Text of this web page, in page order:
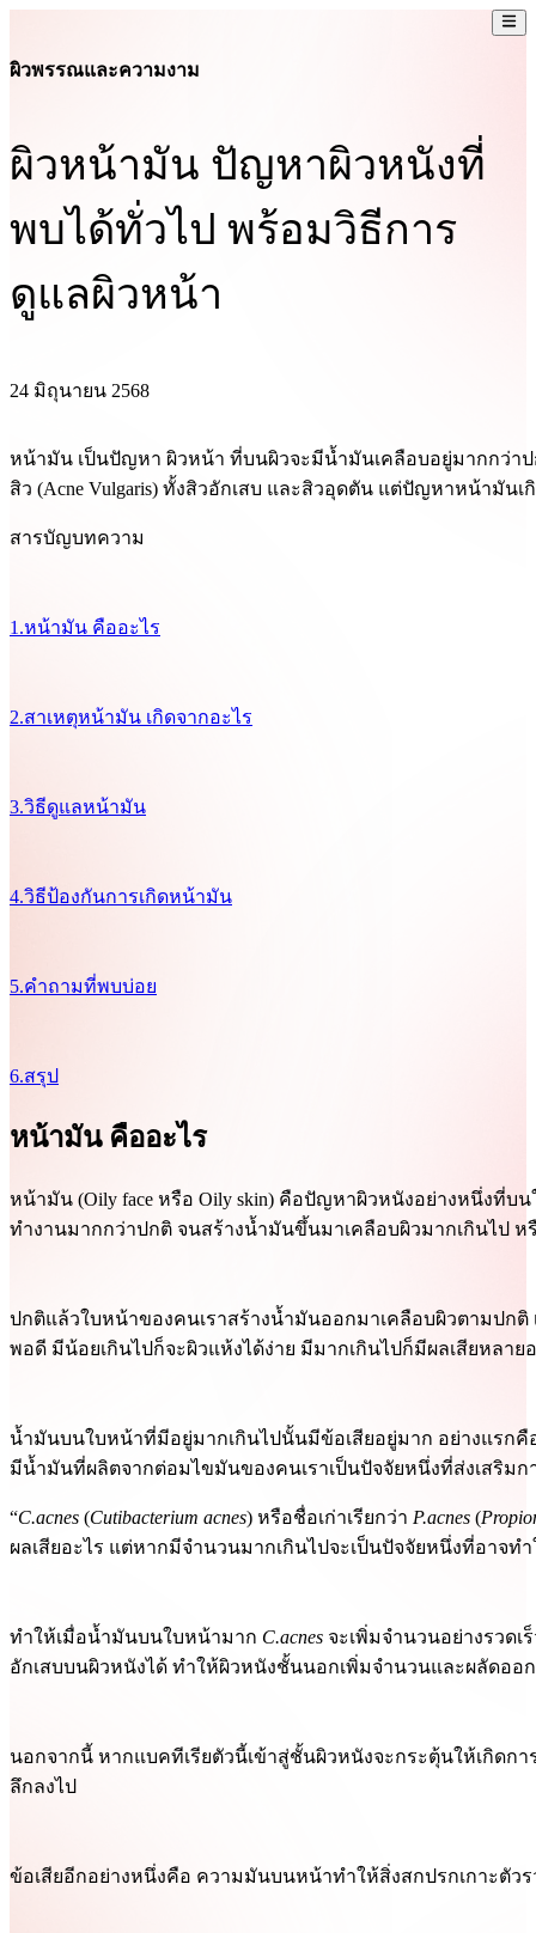
ผิวพรรณและความงาม
ผิวหน้ามัน ปัญหาผิวหนังที่
พบได้ทั่วไป พร้อมวิธีการ
ดูแลผิวหน้า
24 มิถุนายน 2568
หน้ามัน เป็นปัญหา ผิวหน้า ที่บนผิวจะมีน้ำมันเคลือบอยู่มากกว่า
สิว (Acne Vulgaris) ทั้งสิวอักเสบ และสิวอุดตัน แต่ปัญหาหน้ามัน
สารบัญบทความ
1.หน้ามัน คืออะไร
2.สาเหตุหน้ามัน เกิดจากอะไร
3.วิธีดูแลหน้ามัน
4.วิธีป้องกันการเกิดหน้ามัน
5.คำถามที่พบบ่อย
6.สรุป
หน้ามัน คืออะไร
หน้ามัน (Oily face หรือ Oily skin) คือปัญหาผิวหนังอย่างหนึ่งที่บน
ทำงานมากกว่าปกติ จนสร้างน้ำมันขึ้นมาเคลือบผิวมากเกินไป
ปกติแล้วใบหน้าของคนเราสร้างน้ำมันออกมาเคลือบผิวตามป
พอดี มีน้อยเกินไปก็จะผิวแห้งได้ง่าย มีมากเกินไปก็มีผลเสียหลาย
น้ำมันบนใบหน้าที่มีอยู่มากเกินไปนั้นมีข้อเสียอยู่มาก อย่างแรกคือ
มีน้ำมันที่ผลิตจากต่อมไขมันของคนเราเป็นปัจจัยหนึ่งที่ส่งเสริม
“C.acnes (Cutibacterium acnes) หรือชื่อเก่าเรียกว่า P.acnes (
ผลเสียอะไร แต่หากมีจำนวนมากเกินไปจะเป็นปัจจัยหนึ่งที่อาจทำ
ทำให้เมื่อน้ำมันบนใบหน้ามาก C.acnes จะเพิ่มจำนวนอย่างรวดเ
อักเสบบนผิวหนังได้ ทำให้ผิวหนังชั้นนอกเพิ่มจำนวนและผลัดอ
นอกจากนี้ หากแบคทีเรียตัวนี้เข้าสู่ชั้นผิวหนังจะกระตุ้นให้เกิดก
ลึกลงไป
ข้อเสียอีกอย่างหนึ่งคือ ความมันบนหน้าทำให้สิ่งสกปรกเกาะตั